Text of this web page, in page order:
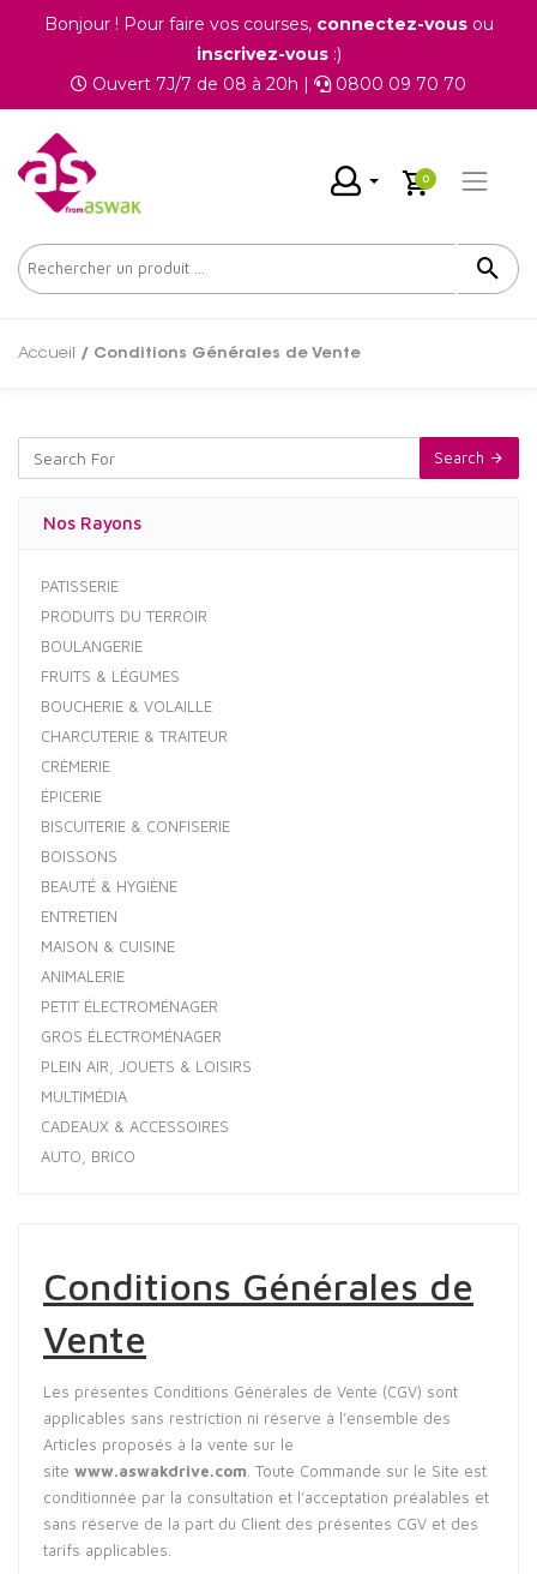
Bonjour ! Pour faire vos courses, connectez-vousou
inscrivez-vous:)
Ouvert 7J/7 de 08 à 20h |
0800 09 70 70
0
Accueil / Conditions Générales de Vente
Search
Nos Rayons
PATISSERIE
PRODUITS DU TERROIR
BOULANGERIE
FRUITS & LÉGUMES
BOUCHERIE & VOLAILLE
CHARCUTERIE & TRAITEUR
CRÈMERIE
ÉPICERIE
BISCUITERIE & CONFISERIE
BOISSONS
BEAUTÉ & HYGIÈNE
ENTRETIEN
MAISON & CUISINE
ANIMALERIE
PETIT ÉLECTROMÉNAGER
GROS ÉLECTROMÉNAGER
PLEIN AIR, JOUETS & LOISIRS
MULTIMÉDIA
CADEAUX & ACCESSOIRES
AUTO, BRICO
Conditions Générales de
Vente
Les présentes Conditions Générales de Vente (CGV) sont
applicables sans restriction ni réserve à l’ensemble des
Articles proposés à la vente sur le
site www.aswakdrive.com . Toute Commande sur le Site est
conditionnée par la consultation et l’acceptation préalables et
sans réserve de la part du Client des présentes CGV et des
tarifs applicables.